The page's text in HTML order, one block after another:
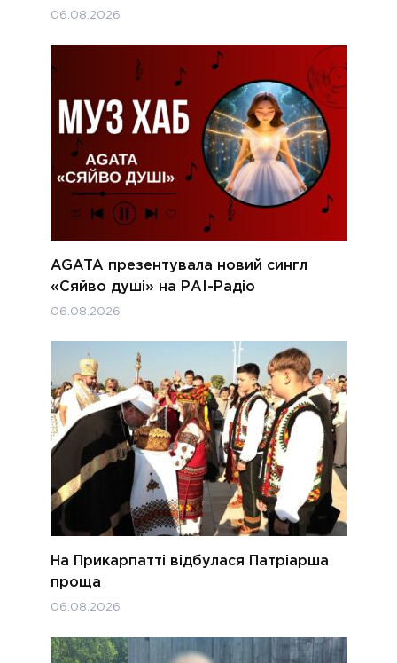
06.08.2026
AGATA презентувала новий сингл
«Сяйво душі» на РАІ-Радіо
06.08.2026
На Прикарпатті відбулася Патріарша
проща
06.08.2026